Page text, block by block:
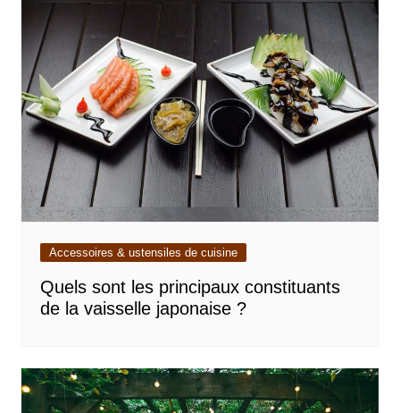
Accessoires & ustensiles de cuisine
Quels sont les principaux constituants
de la vaisselle japonaise ?